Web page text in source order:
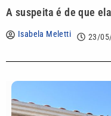
A suspeita é de que
Isabela Meletti 23/